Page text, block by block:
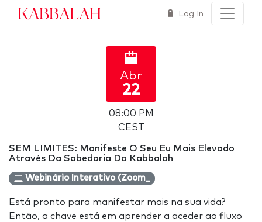
Kabbalah Log In
Abr
22
08:00 PM
CEST
SEM LIMITES: Manifeste O Seu Eu Mais Elevado
Através Da Sabedoria Da Kabbalah
Webinário Interativo (Zoom_
Está pronto para manifestar mais na sua vida?
Então, a chave está em aprender a aceder ao fluxo